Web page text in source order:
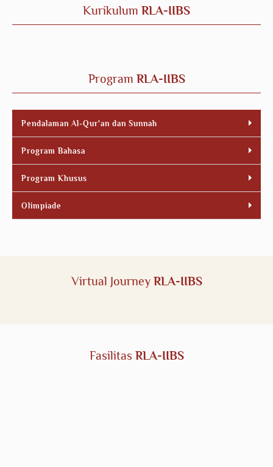
Kurikulum RLA-IIBS
Program RLA-IIBS
Pendalaman Al-Qur'an dan Sunnah
Program Bahasa
Program Khusus
Olimpiade
Virtual JourneyRLA-IIBS
Fasilitas RLA-IIBS